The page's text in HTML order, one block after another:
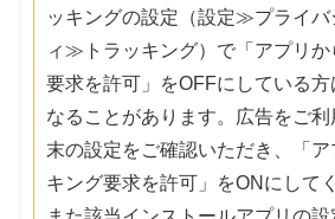
ッキングの設定（設定≫プライバ
ィ≫トラッキング）で「アプリ
要求を許可」をOFFにしている方
なることがあります。広告をご
末の設定をご確認いただき、「
キング要求を許可」をONにして